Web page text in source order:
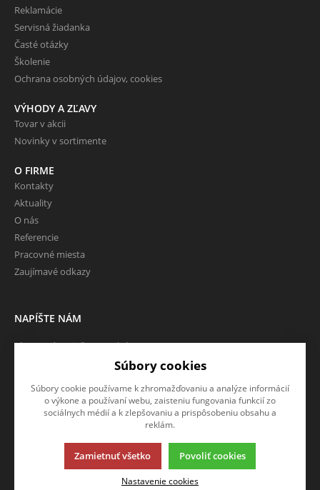
Reklamácie
Servisná žiadanka
Časté otázky
Školenie
Ochrana osobných údajov, cookies
VÝHODY A ZĽAVY
Tovar v akcii
Novinky v sortimente
O FIRME
Kontakty
Aktuality
O nás
Referencie
Pracovné miesta
Zaujímavé odkazy
NAPÍŠTE NÁM
Chcete nám niečo povedať o
našich produktoch alebo e-
shope? Neváhajte napísať.
CHCEM NAPÍSAŤ SPRÁVU
Táto stránka používa súbory cookies. Kliknite pre viac informácií.
© 2013-2026 RTTI eshop SK
Súbory cookies
Súbory cookie používame k zhromažďovaniu a analýze informácií
o výkone a používaní webu, zaisteniu fungovania funkcií zo
sociálnych médií a k zlepšovaniu a prispôsobeniu obsahu a
reklám.
Zamietnuť všetko Povoliť cookies
Nastavenie cookies